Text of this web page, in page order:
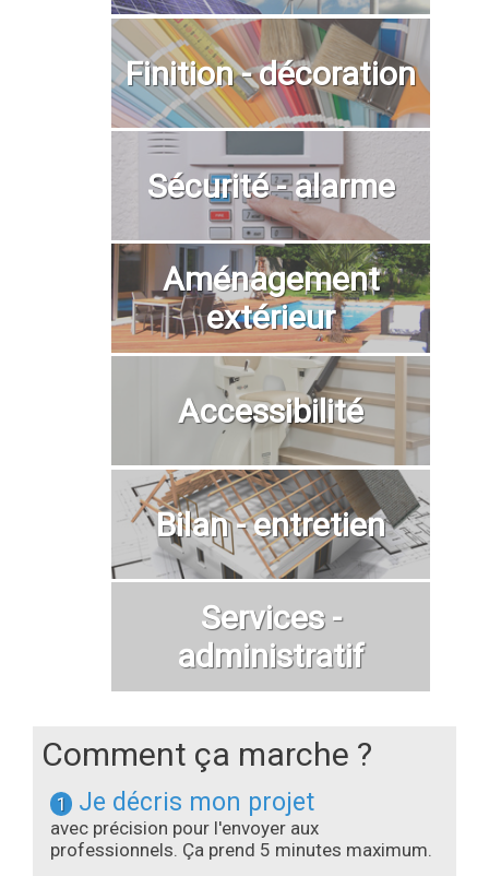
Finition - décoration
Sécurité - alarme
Aménagement
extérieur
Accessibilité
Bilan - entretien
Services -
administratif
Comment ça marche ?
1 Je décris mon projet
avec précision pour l'envoyer aux
professionnels. Ça prend 5 minutes maximum.